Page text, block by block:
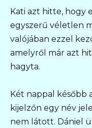
Kati azt hitte, hogy
egyszerű véletlen
valójában ezzel
amelyről már azt
hagyta.
Két nappal később
kijelzőn egy név
nem látott. Dániel